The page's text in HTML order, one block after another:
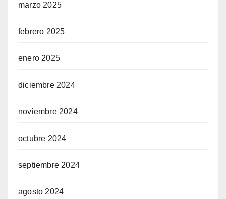
marzo 2025
febrero 2025
enero 2025
diciembre 2024
noviembre 2024
octubre 2024
septiembre 2024
agosto 2024